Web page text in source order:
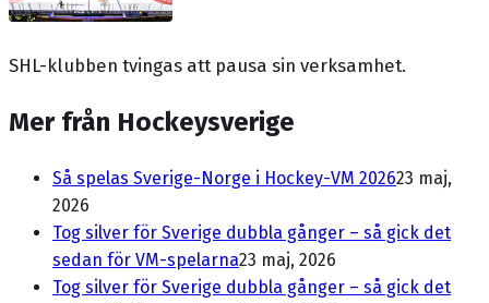
SHL-klubben tvingas att pausa sin verksamhet.
Mer från Hockeysverige
Så spelas Sverige-Norge i Hockey-VM 202623 maj,
2026
Tog silver för Sverige dubbla gånger – så gick det
sedan för VM-spelarna23 maj, 2026
Tog silver för Sverige dubbla gånger – så gick det